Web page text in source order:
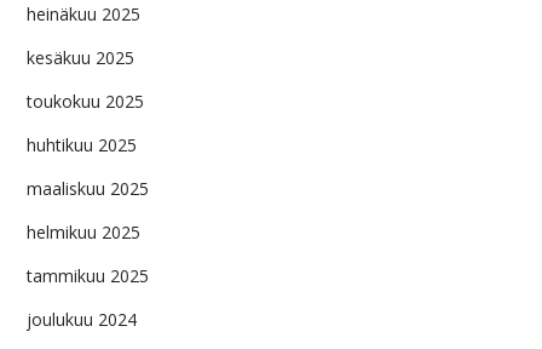
heinäkuu 2025
kesäkuu 2025
toukokuu 2025
huhtikuu 2025
maaliskuu 2025
helmikuu 2025
tammikuu 2025
joulukuu 2024